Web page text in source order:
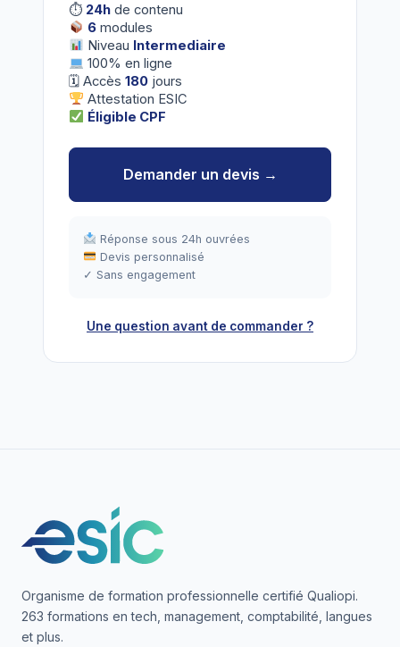
⏱ 24h de contenu
6modules
Niveau Intermediaire
100% en ligne
🗓 Accès 180 jours
Attestation ESIC
Éligible CPF
Demander un devis →
Réponse sous 24h ouvrées
Devis personnalisé
✓ Sans engagement
Une question avant de commander ?
Organisme de formation professionnelle certifié Qualiopi.
263 formations en tech, management, comptabilité, langues
et plus.